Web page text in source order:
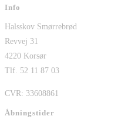
Info
Halsskov Smørrebrød
Revvej 31
4220 Korsør
Tlf. 52 11 87 03
CVR: 33608861
Åbningstider